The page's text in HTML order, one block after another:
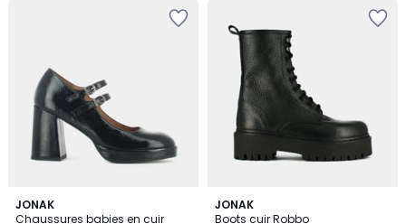
JONAK
Chaussures babies en cuir
3,8
/ 5
JONAK
Boots cuir Robbo